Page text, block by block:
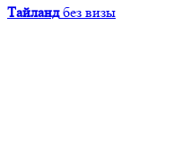
Тайланд без визы